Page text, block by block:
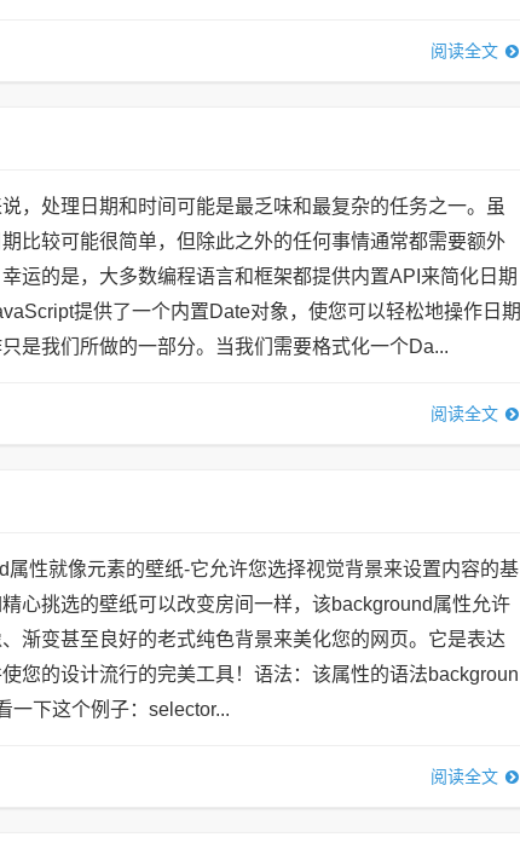
阅读全文
，处理日期和时间可能是最乏味和最复杂的任务之一。虽
比较可能很简单，但除此之外的任何事情通常都需要额外
运的是，大多数编程语言和框架都提供内置API来简化日期
提供了一个内置Date对象，使您可以轻松地操作日期
是我们所做的一部分。当我们需要格式化一个Da...
阅读全文
属性就像元素的壁纸-它允许您选择视觉背景来设置内容的基
心挑选的壁纸可以改变房间一样，该background属性允许
渐变甚至良好的老式纯色背景来美化您的网页。它是表达
您的设计流行的完美工具！语法：该属性的语法backgroun
一下这个例子：selector...
阅读全文